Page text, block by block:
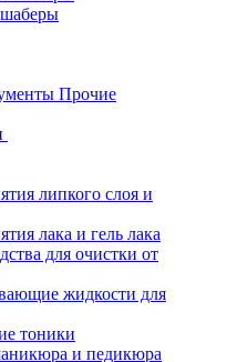
Прочие
липкого слоя и
лака и гель лака
для очистки от
жидкости для
тоники